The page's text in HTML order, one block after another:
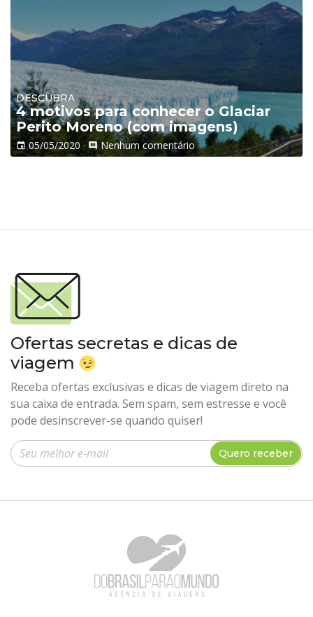
DESCUBRA
4 motivos para conhecer o Glaciar
Perito Moreno (com imagens)
event 05/05/2020 · commentNenhum comentário
Ofertas secretas e dicas de
viagem
Receba ofertas exclusivas e dicas de viagem direto na
sua caixa de entrada. Sem spam, sem estresse e você
pode desinscrever-se quando quiser!
Insira seu e-mail
Quero receber